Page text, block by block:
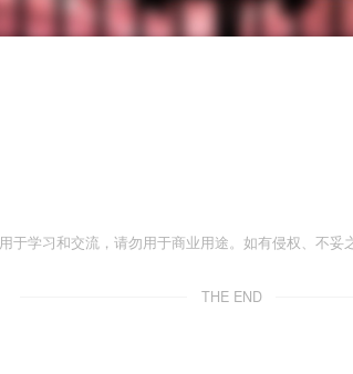
于学习和交流，请勿用于商业用途。如有侵权、不
THE END